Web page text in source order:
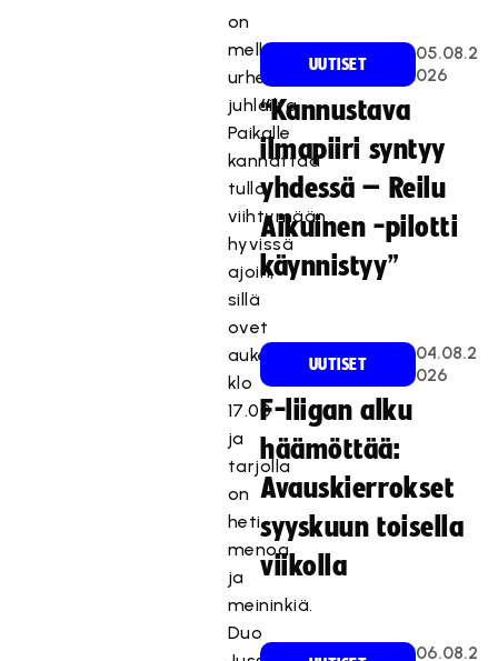
on
melkoinen
urheilun
juhlailta.
Paikalle
kannattaa
tulla
viihtymään
hyvissä
ajoin,
sillä
ovet
aukeavat
klo
17.00
ja
tarjolla
on
heti
menoa
ja
meininkiä.
Duo
UUTISET
05.08.2
026
“Kannustava
ilmapiiri syntyy
yhdessä – Reilu
Aikuinen -pilotti
käynnistyy”
UUTISET
04.08.2
026
F-liigan alku
häämöttää:
Avauskierrokset
syyskuun toisella
viikolla
06.08.2